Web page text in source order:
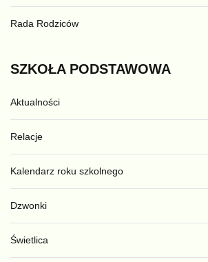
Rada Rodziców
SZKOŁA PODSTAWOWA
Aktualności
Relacje
Kalendarz roku szkolnego
Dzwonki
Świetlica